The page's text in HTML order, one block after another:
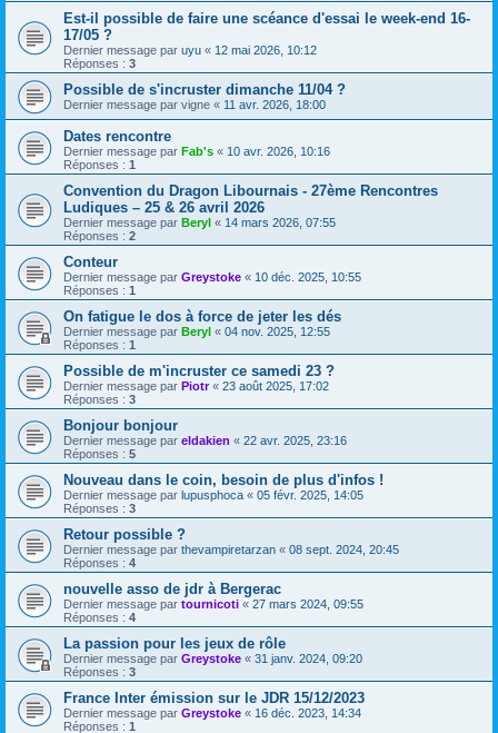
Est-il possible de faire une scéance d'essai le week-end 16-
17/05 ?
Dernier message par uyu « 12 mai 2026, 10:12
Réponses : 3
Possible de s'incruster dimanche 11/04 ?
Dernier message par vigne « 11 avr. 2026, 18:00
Dates rencontre
Dernier message par Fab's « 10 avr. 2026, 10:16
Réponses : 1
Convention du Dragon Libournais - 27ème Rencontres
Ludiques – 25 & 26 avril 2026
Dernier message par Beryl « 14 mars 2026, 07:55
Réponses : 2
Conteur
Dernier message par Greystoke « 10 déc. 2025, 10:55
Réponses : 1
On fatigue le dos à force de jeter les dés
Dernier message par Beryl « 04 nov. 2025, 12:55
Réponses : 1
Possible de m'incruster ce samedi 23 ?
Dernier message par Piotr« 23 août 2025, 17:02
Réponses : 3
Bonjour bonjour
Dernier message par eldakien « 22 avr. 2025, 23:16
Réponses : 5
Nouveau dans le coin, besoin de plus d'infos !
Dernier message par lupusphoca « 05 févr. 2025, 14:05
Réponses : 3
Retour possible ?
Dernier message par thevampiretarzan « 08 sept. 2024, 20:45
Réponses : 4
nouvelle asso de jdr à Bergerac
Dernier message par tournicoti « 27 mars 2024, 09:55
Réponses : 4
La passion pour les jeux de rôle
Dernier message par Greystoke « 31 janv. 2024, 09:20
Réponses : 3
France Inter émission sur le JDR 15/12/2023
Dernier message par Greystoke « 16 déc. 2023, 14:34
Réponses : 1